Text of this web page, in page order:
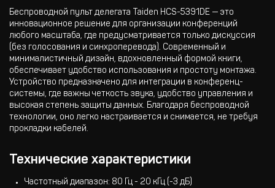
Беспроводной пульт делегата Taiden HCS-5391DE — это
инновационное решение для организации конференций
любого масштаба, где предусматривается только дискуссия
(без голосования и синхроперевода). Современный и
минималистичный дизайн, вдохновленный формой книги,
обеспечивает удобство использования и простоту монтажа.
Устройство предназначено для интеграции в конференц-
системы, где важны четкость звука, удобство управления и
высокая степень защиты данных. Благодаря беспроводной
технологии, оно легко настраивается и снимается, не требуя
прокладки кабелей.
Технические характеристики
Частотный диапазон: 80 Гц - 20 кГц (-3 дБ)